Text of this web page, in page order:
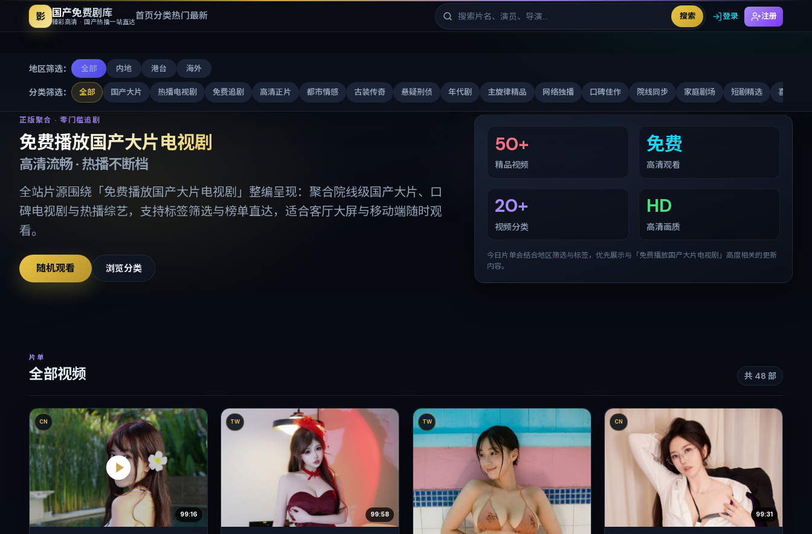
影 国产免费剧库
臻彩高清 · 国产热播一站直达
首页分类热门最新 搜索 登录 注册
地区筛选： 全部 内地 港台 海外
分类筛选： 全部 国产大片 热播电视剧 免费追剧 高清正片 都市情感 古装传奇 悬疑刑侦 年代剧 主旋律精品 网络独播 口碑佳作 院线同步 家庭剧场 短剧精选 喜剧合家
免费播放国产大片电视剧-国产免费剧库
正版聚合 · 零门槛追剧
免费播放国产大片电视剧
高清流畅 · 热播不断档
全站片源围绕「免费播放国产大片电视剧 」整编呈现：聚合院线级国产大片、口
碑电视剧与热播综艺，支持标签筛选与榜单直达，适合客厅大屏与移动端随时观
看。
随机观看 浏览分类
50+
精品视频
免费
高清观看
20+
视频分类
HD
高清画质
今日片单会结合地区筛选与标签，优先展示与「免费播放国产大片电视剧 」高度相关的更新
内容。
片单
全部视频 共 48 部
CN
99:16
TW
99:58
TW CN
99:31